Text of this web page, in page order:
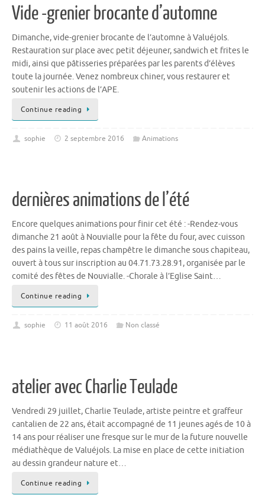
Vide -grenier brocante d’automne
Dimanche, vide-grenier brocante de l’automne à Valuéjols.
Restauration sur place avec petit déjeuner, sandwich et frites le
midi, ainsi que pâtisseries préparées par les parents d’élèves
toute la journée. Venez nombreux chiner, vous restaurer et
soutenir les actions de l’APE.
Continue reading
sophie 2 septembre 2016 Animations
dernières animations de l’été
Encore quelques animations pour finir cet été : -Rendez-vous
dimanche 21 août à Nouvialle pour la fête du four, avec cuisson
des pains la veille, repas champêtre le dimanche sous chapiteau,
ouvert à tous sur inscription au 04.71.73.28.91, organisée par le
comité des fêtes de Nouvialle. -Chorale à l’Eglise Saint…
Continue reading
sophie 11 août 2016 Non classé
atelier avec Charlie Teulade
Vendredi 29 juillet, Charlie Teulade, artiste peintre et graffeur
cantalien de 22 ans, était accompagné de 11 jeunes agés de 10 à
14 ans pour réaliser une fresque sur le mur de la future nouvelle
médiathèque de Valuéjols. La mise en place de cette initiation
au dessin grandeur nature et…
Continue reading